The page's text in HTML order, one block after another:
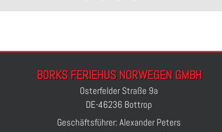
BORKS FERIEHUS NORWEGEN GMBH
Osterfelder Straße 9a
DE-46236 Bottrop
Geschäftsführer: Alexander Peters